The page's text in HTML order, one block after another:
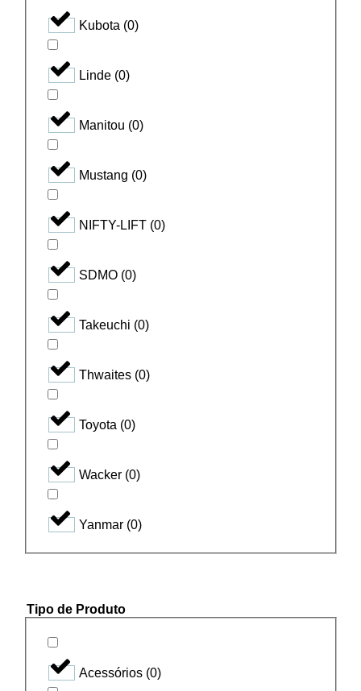
Kubota (0)
Linde (0)
Manitou (0)
Mustang (0)
NIFTY-LIFT (0)
SDMO (0)
Takeuchi (0)
Thwaites (0)
Toyota (0)
Wacker (0)
Yanmar (0)
Tipo de Produto
Acessórios (0)